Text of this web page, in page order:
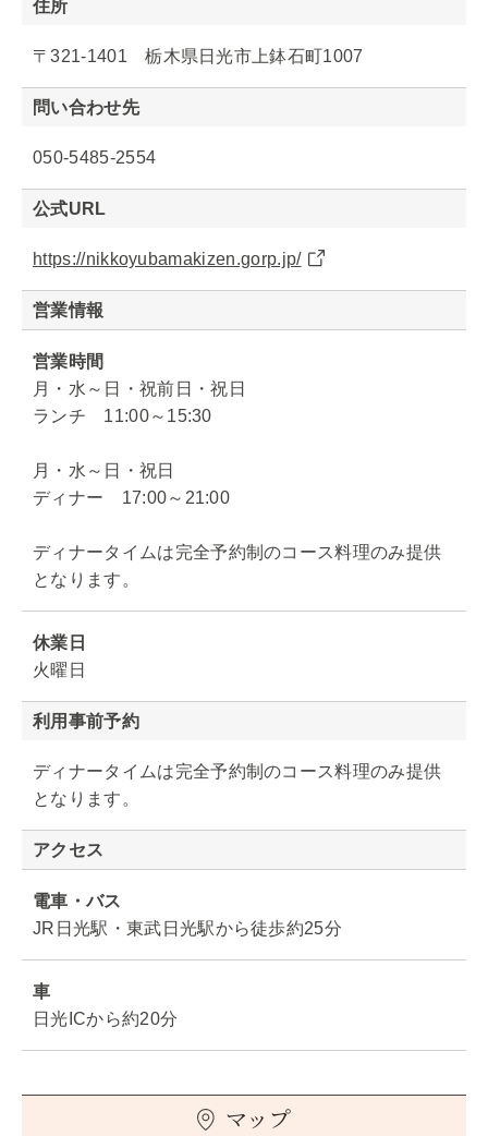
住所
〒321-1401 栃木県日光市上鉢石町1007
問い合わせ先
050-5485-2554
公式URL
https://nikkoyubamakizen.gorp.jp/
営業情報
営業時間
月・水～日・祝前日・祝日
ランチ 11:00～15:30
月・水～日・祝日
ディナー 17:00～21:00
ディナータイムは完全予約制のコース料理のみ提供
となります。
休業日
火曜日
利用事前予約
ディナータイムは完全予約制のコース料理のみ提供
となります。
アクセス
電車・バス
JR日光駅・東武日光駅から徒歩約25分
車
日光ICから約20分
マップ